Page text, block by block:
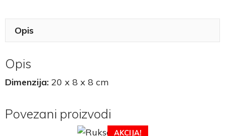
Opis
Opis
Dimenzija: 20 x 8 x 8 cm
Povezani proizvodi
AKCIJA!